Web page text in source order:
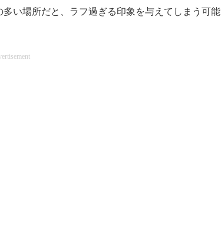
い場所だと、ラフ過ぎる印象を与えてしまう可能